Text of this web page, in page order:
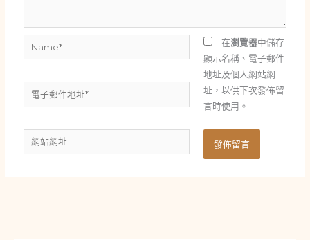
電
子
件
地
網
站
在瀏覽器中儲存
顯示名稱、電子郵件
地址及個人網站網
址，以供下次發佈留
言時使用。